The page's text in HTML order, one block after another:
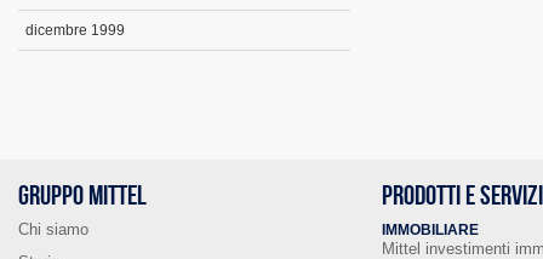
dicembre 1999
GRUPPO MITTEL
Chi siamo
PRODOTTI E SERVIZI
IMMOBILIARE
Mittel investimenti